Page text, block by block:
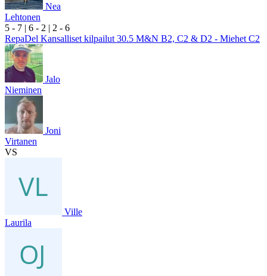
Nea
Lehtonen
5 - 7 | 6 - 2 | 2 - 6
RepaDel Kansalliset kilpailut 30.5 M&N B2, C2 & D2 - Miehet C2
Jalo
Nieminen
Joni
Virtanen
VS
Ville
Laurila